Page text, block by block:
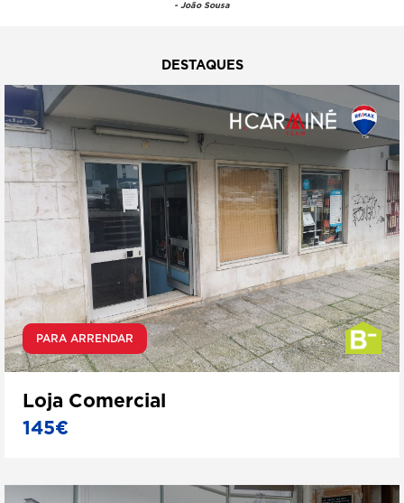
- João Sousa
DESTAQUES
PARA ARRENDAR
Loja Comercial
145€